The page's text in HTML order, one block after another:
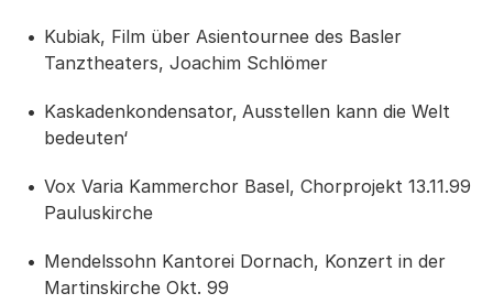
Kubiak, Film über Asientournee des Basler
Tanztheaters, Joachim Schlömer
Kaskadenkondensator‚ Ausstellen kann die Welt
bedeuten‘
Vox Varia Kammerchor Basel, Chorprojekt 13.11.99
Pauluskirche
Mendelssohn Kantorei Dornach, Konzert in der
Martinskirche Okt. 99